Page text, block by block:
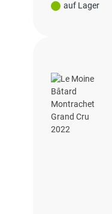
auf Lager